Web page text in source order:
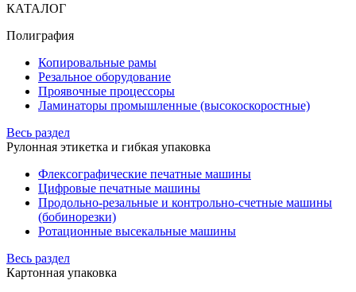
КАТАЛОГ
Полиграфия
Копировальные рамы
Резальное оборудование
Проявочные процессоры
Ламинаторы промышленные (высокоскоростные)
Весь раздел
Рулонная этикетка и гибкая упаковка
Флексографические печатные машины
Цифровые печатные машины
Продольно-резальные и контрольно-счетные машины
(бобинорезки)
Ротационные высекальные машины
Весь раздел
Картонная упаковка